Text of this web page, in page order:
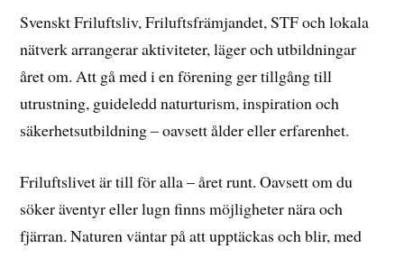
Svenskt Friluftsliv, Friluftsfrämjandet, STF och lokala
nätverk arrangerar aktiviteter, läger och utbildningar
året om. Att gå med i en förening ger tillgång till
utrustning, guideledd naturturism, inspiration och
säkerhetsutbildning – oavsett ålder eller erfarenhet.
Friluftslivet är till för alla – året runt. Oavsett om du
söker äventyr eller lugn finns möjligheter nära och
fjärran. Naturen väntar på att upptäckas och blir, med